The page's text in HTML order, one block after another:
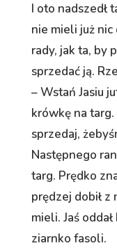
I oto nadszedł
nie mieli już nic
rady, jak ta, by
sprzedać ją.
– Wstań Jasiu
krówkę na
sprzedaj,
Następnego
targ. Prędko
prędzej dobił
mieli. Jaś
ziarnko fasoli.